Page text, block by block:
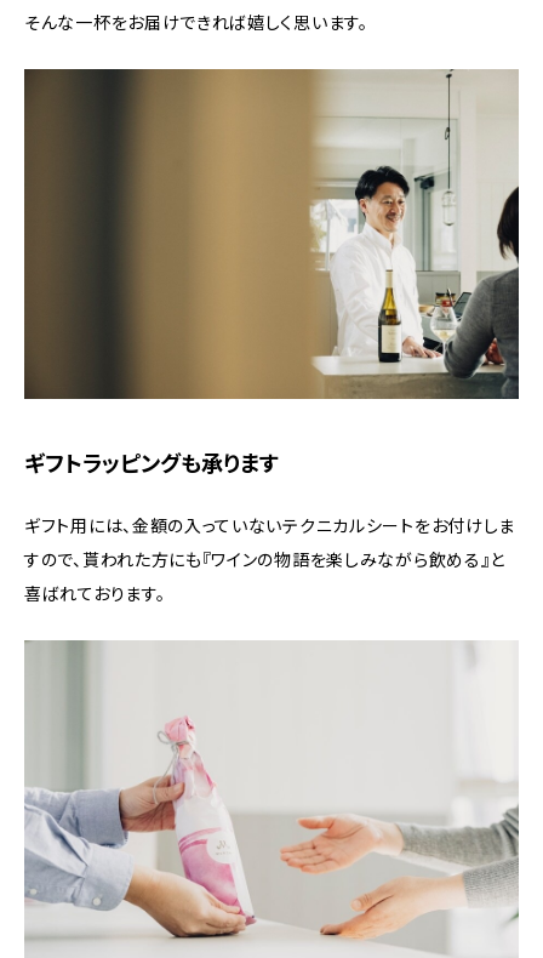
そんな一杯をお届けできれば嬉しく思います。
ギフトラッピングも承ります
ギフト用には、金額の入っていないテクニカルシートをお付けしま
すので、貰われた方にも『ワインの物語を楽しみながら飲める』と
喜ばれております。